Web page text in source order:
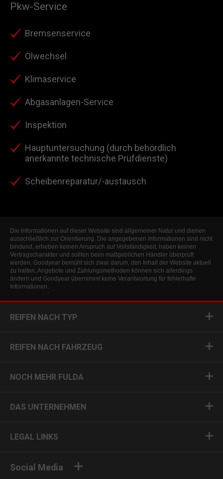
Pkw-Service
Bremsenservice
Ölwechsel
Klimaservice
Abgasanlagen-Service
Inspektion
Hauptuntersuchung (durch behördlich
anerkannte technische Prüfdienste)
Scheibenreparatur/-austausch
Die Informationen auf dieser Website sind allgemeiner Natur und dienen
ausschließlich zur Orientierung. Die angegebenen Informationen sind nicht
bindend, erheben keinen Anspruch auf Vollständigkeit, haben keinen
Vertragscharakter und sollten beim maßgeblichen Händler überprüft
werden. Goodyear bemüht sich zwar darum, den Inhalt der Website aktuell
zu halten, Angebote und Zahlungsmethoden können sich allerdings
ändern und Goodyear übernimmt keine Verantwortung für fehlerhafte
Informationen.
REIFEN NACH TYP
REIFEN NACH FAHRZEUG
NOCH MEHR FULDA
DAS UNTERNEHMEN
Social Media
LEGAL LINKS